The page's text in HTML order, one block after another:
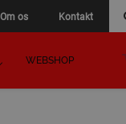
Om os Kontakt
WEBSHOP